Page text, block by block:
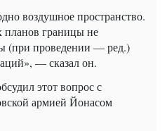
воздушное пространство.
планов границы не
(при проведении — ред.)
— сказал он.
этот вопрос с
армией Йонасом